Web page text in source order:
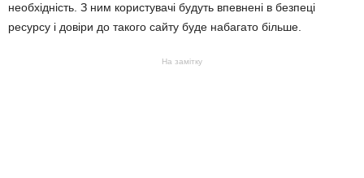
необхідність. З ним користувачі будуть впевнені в безпеці
ресурсу і довіри до такого сайту буде набагато більше.
На замітку